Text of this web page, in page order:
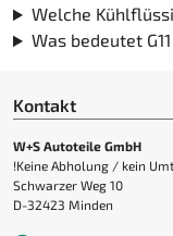
Welche
Was bedeutet
Kontakt
W+S Autoteile GmbH
!Keine Abholung / kein
Schwarzer Weg 10
D-32423 Minden